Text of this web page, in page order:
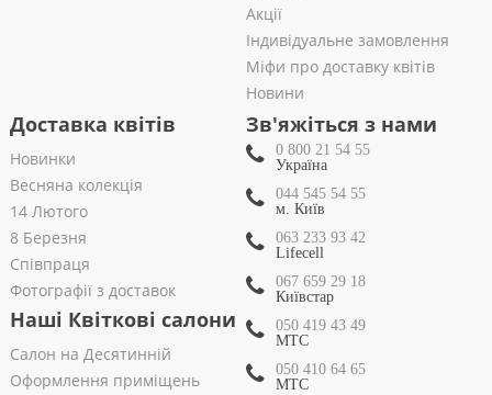
Акції
Індивідуальне замовлення
Міфи про доставку квітів
Новини
Доставка квітів
Новинки
Весняна колекція
14 Лютого
8 Березня
Співпраця
Фотографії з доставок
Наші Квіткові салони
Салон на Десятинній
Оформлення приміщень
Зв'яжіться з нами
0 800 21 54 55
Україна
044 545 54 55
м. Київ
063 233 93 42
Lifecell
067 659 29 18
Київстар
050 419 43 49
МТС
050 410 64 65
МТС